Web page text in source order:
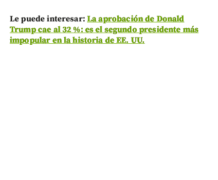
Le puede interesar: La aprobación de Donald
Trump cae al 32 %: es el segundo presidente más
impopular en la historia de EE. UU.